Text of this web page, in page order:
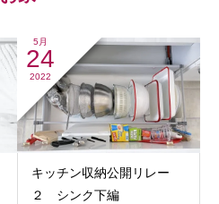
5月
24
2022
キッチン収納公開リレー
２ シンク下編